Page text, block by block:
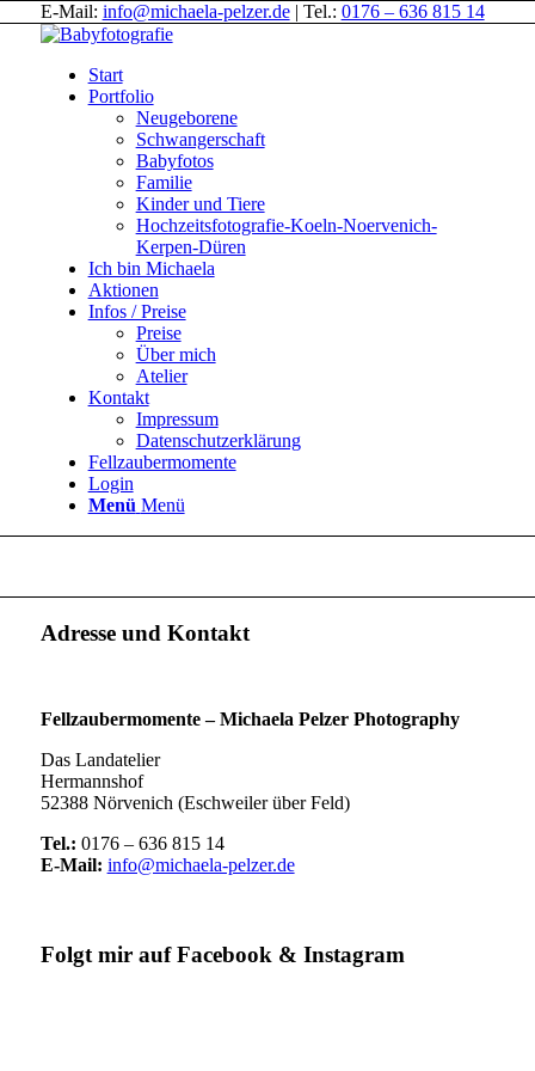
E-Mail: info@michaela-pelzer.de| Tel.: 0176 – 636 815 14
Start
Portfolio
Neugeborene
Schwangerschaft
Babyfotos
Familie
Kinder und Tiere
Hochzeitsfotografie-Koeln-Noervenich-
Kerpen-Düren
Ich bin Michaela
Aktionen
Infos / Preise
Preise
Über mich
Atelier
Kontakt
Impressum
Datenschutzerklärung
Fellzaubermomente
Login
Menü Menü
Adresse und Kontakt
Fellzaubermomente –Michaela Pelzer Photography
Das Landatelier
Hermannshof
52388 Nörvenich (Eschweiler über Feld)
Tel.: 0176 – 636 815 14
E-Mail: info@michaela-pelzer.de
Folgt mir auf Facebook & Instagram